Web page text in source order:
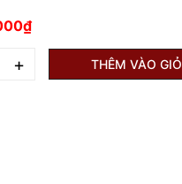
+ THÊM VÀO GIỎ